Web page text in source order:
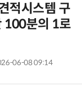
적시스템 구
100분의 1로
06-08 09:14